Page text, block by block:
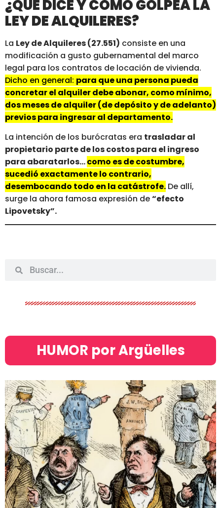
¿QUÉ DICE Y CÓMO GOLPEA LA
LEY DE ALQUILERES?
La Ley de Alquileres (27.551) consiste en una
modificación a gusto gubernamental del marco
legal para los contratos de locación de vivienda.
Dicho en general: para que una persona pueda
concretar el alquiler debe abonar, como mínimo,
dos meses de alquiler (de depósito y de adelanto)
previos para ingresar al departamento.
La intención de los burócratas era trasladar al
propietario parte de los costos para el ingreso
para abaratarlos…como es de costumbre,
sucedió exactamente lo contrario,
desembocando todo en la catástrofe. De allí,
surge la ahora famosa expresión de“efecto
Lipovetsky”.
HUMOR por Argüelles​